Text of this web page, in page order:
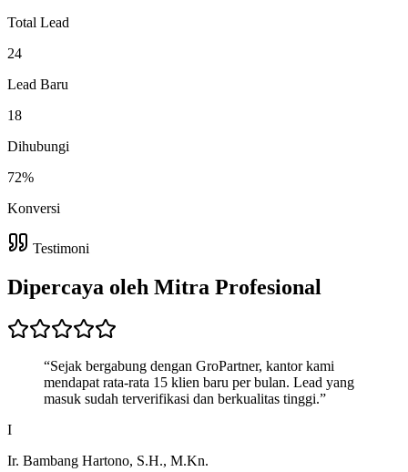
Total Lead
24
Lead Baru
18
Dihubungi
72%
Konversi
Testimoni
Dipercaya oleh Mitra Profesional
“Sejak bergabung dengan GroPartner, kantor kami
mendapat rata-rata 15 klien baru per bulan. Lead yang
masuk sudah terverifikasi dan berkualitas tinggi.”
I
Ir. Bambang Hartono, S.H., M.Kn.